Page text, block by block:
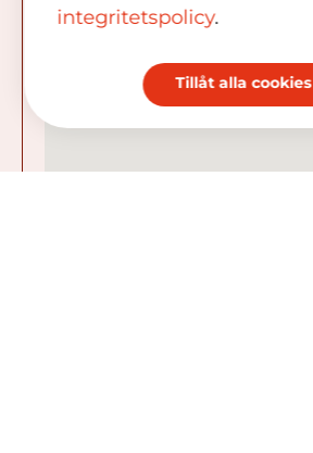
integritetspolicy.
Tillåt alla cookies